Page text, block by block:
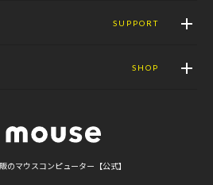
SUPPORT
SHOP
のマウスコンピューター【公式】